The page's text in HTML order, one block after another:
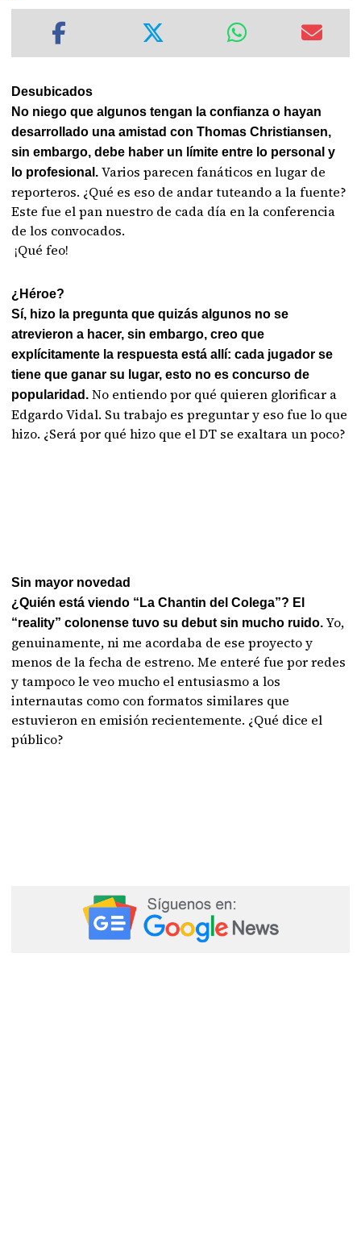
Desubicados
No niego que algunos tengan la confianza o hayan
desarrollado una amistad con Thomas Christiansen,
sin embargo, debe haber un límite entre lo personal y
lo profesional.Varios parecen fanáticos en lugar de
reporteros. ¿Qué es eso de andar tuteando a la fuente?
Este fue el pan nuestro de cada día en la conferencia
de los convocados.
¡Qué feo!
¿Héroe?
Sí, hizo la pregunta que quizás algunos no se
atrevieron a hacer, sin embargo, creo que
explícitamente la respuesta está allí: cada jugador se
tiene que ganar su lugar, esto no es concurso de
popularidad. No entiendo por qué quieren glorificar a
Edgardo Vidal. Su trabajo es preguntar y eso fue lo que
hizo. ¿Será por qué hizo que el DT se exaltara un poco?
Sin mayor novedad
¿Quién está viendo “La Chantin del Colega”? El
“reality” colonense tuvo su debut sin mucho ruido.Yo,
genuinamente, ni me acordaba de ese proyecto y
menos de la fecha de estreno. Me enteré fue por redes
y tampoco le veo mucho el entusiasmo a los
internautas como con formatos similares que
estuvieron en emisión recientemente. ¿Qué dice el
público?